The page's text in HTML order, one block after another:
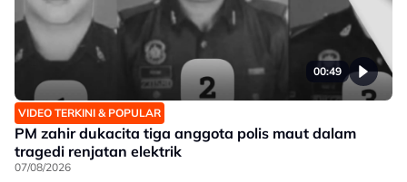
00:49
VIDEO TERKINI & POPULAR
PM zahir dukacita tiga anggota polis maut dalam
tragedi renjatan elektrik
07/08/2026